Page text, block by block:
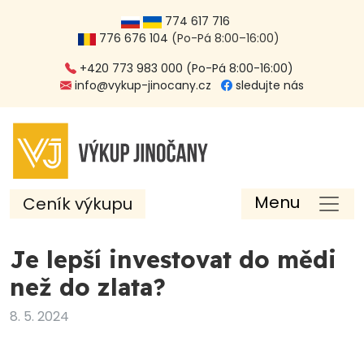
774 617 716
776 676 104 (Po-Pá 8:00–16:00)
+420 773 983 000 (Po-Pá 8:00-16:00)
info@vykup-jinocany.cz
sledujte nás
Ceník výkupu Menu
Je lepší investovat do mědi
než do zlata?
8. 5. 2024